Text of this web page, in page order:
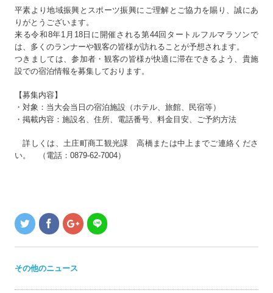
平素より地域振興とスポーツ振興にご理解とご協力を賜り、誠にあ
りがとうございます。
来る令和8年1月18日に開催される第44回タートルフルマラソ ンで
は、多くのランナーや観客の皆様が訪れることが予想されます。
つきましては、参加者・観客の皆様が快適に滞在できるよう、貴施
設での宿泊情報を募集しております。
【募集内容】
・対象：当大会当日の宿泊施設（ホテル、旅館、民宿等）
・掲載内容：施設名、住所、電話番号、料金目安、ご予約方法
詳しくは、土庄町商工観光課 高橋または中上までご連絡くださ
い。 （電話：0879-62-7004）
その他のニュース